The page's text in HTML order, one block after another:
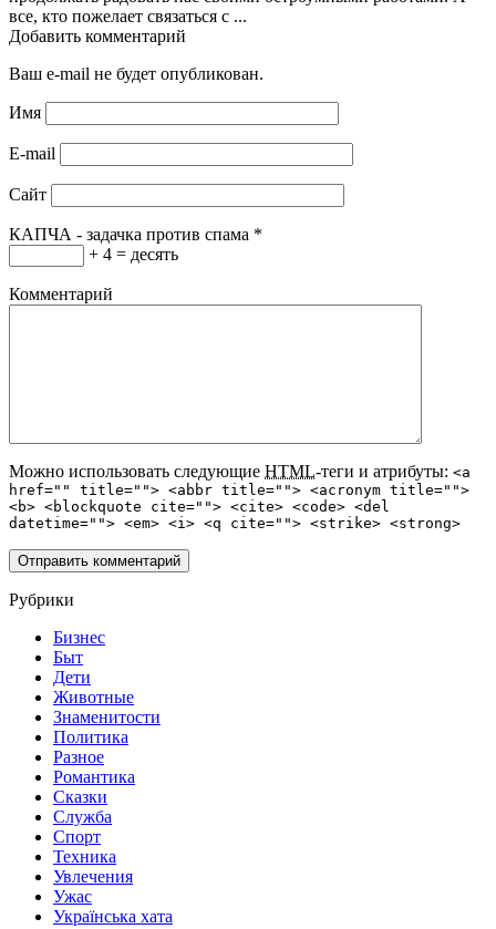
все, кто пожелает связаться с ...
Добавить комментарий
Ваш e-mail не будет опубликован.
Имя
E-mail
Сайт
КАПЧА - задачка против спама *
+ 4 = десять
Комментарий
Можно использовать следующие HTML-теги и атрибуты: <a
href="" title=""> <abbr title=""> <acronym title="">
<b> <blockquote cite=""> <cite> <code> <del
datetime=""> <em> <i> <q cite=""> <strike> <strong>
Рубрики
Бизнес
Быт
Дети
Животные
Знаменитости
Политика
Разное
Романтика
Сказки
Служба
Спорт
Техника
Увлечения
Ужас
Українська хата